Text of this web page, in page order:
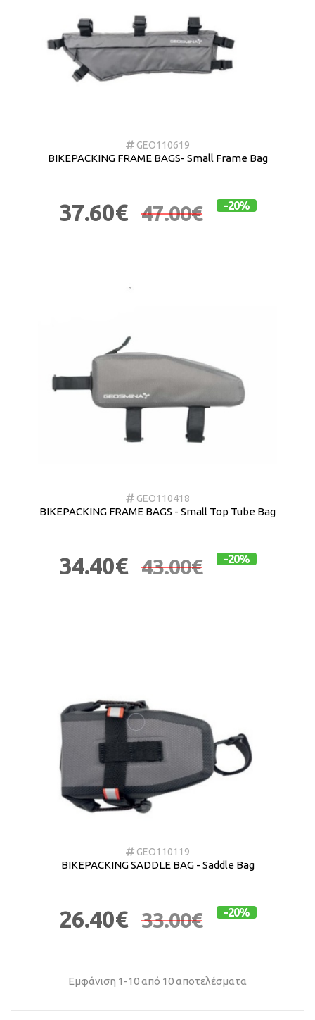
GEO110619
BIKEPACKING FRAME BAGS- Small Frame Bag
37.60€ 47.00€ -20%
GEO110418
BIKEPACKING FRAME BAGS - Small Top Tube Bag
34.40€ 43.00€ -20%
GEO110119
BIKEPACKING SADDLE BAG - Saddle Bag
26.40€ 33.00€ -20%
Εμφάνιση 1-10 από 10 αποτελέσματα